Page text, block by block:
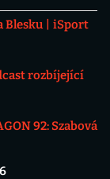
Blesku
iSport
rozbíjející
92: Szabová